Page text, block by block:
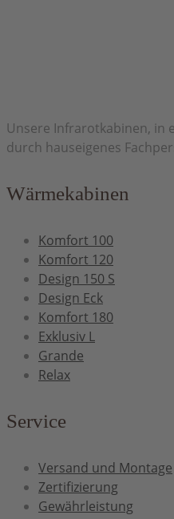
Unsere Infrarotkabinen, in
durch hauseigenes
Wärmekabinen
Komfort 100
Komfort 120
Design 150 S
Design Eck
Komfort 180
Exklusiv L
Grande
Relax
Service
Versand und Montage
Zertifizierung
Gewährleistung